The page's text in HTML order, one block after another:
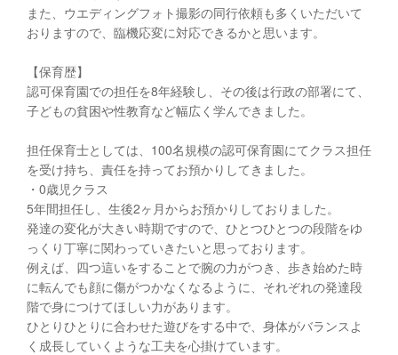
また、ウエディングフォト撮影の同行依頼も多くいただいて
おりますので、臨機応変に対応できるかと思います。
【保育歴】
認可保育園での担任を8年経験し、その後は行政の部署にて、
子どもの貧困や性教育など幅広く学んできました。
担任保育士としては、100名規模の認可保育園にてクラス担任
を受け持ち、責任を持ってお預かりしてきました。
・0歳児クラス
5年間担任し、生後2ヶ月からお預かりしておりました。
発達の変化が大きい時期ですので、ひとつひとつの段階をゆ
っくり丁寧に関わっていきたいと思っております。
例えば、四つ這いをすることで腕の力がつき、歩き始めた時
に転んでも顔に傷がつかなくなるように、それぞれの発達段
階で身につけてほしい力があります。
ひとりひとりに合わせた遊びをする中で、身体がバランスよ
く成長していくような工夫を心掛けています。